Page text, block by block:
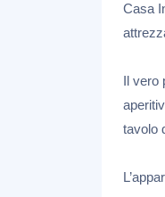
Casa
Il vero
tavolo